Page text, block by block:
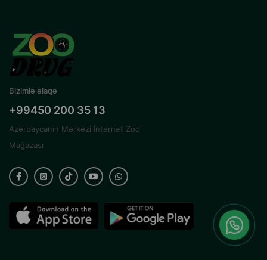
Bizimlə əlaqə
+99450 200 35 13
Azərbaycanın Mərkəzi İnternet Zoo
Mağazası